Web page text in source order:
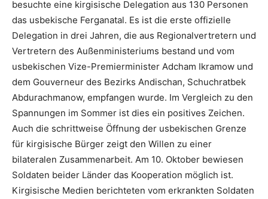
besuchte eine kirgisische Delegation aus 130 Personen
das usbekische Ferganatal. Es ist die erste offizielle
Delegation in drei Jahren, die aus Regionalvertretern und
Vertretern des Außenministeriums bestand und vom
usbekischen Vize-Premierminister Adcham Ikramow und
dem Gouverneur des Bezirks Andischan, Schuchratbek
Abdurachmanow, empfangen wurde. Im Vergleich zu den
Spannungen im Sommer ist dies ein positives Zeichen.
Auch die schrittweise Öffnung der usbekischen Grenze
für kirgisische Bürger zeigt den Willen zu einer
bilateralen Zusammenarbeit. Am 10. Oktober bewiesen
Soldaten beider Länder das Kooperation möglich ist.
Kirgisische Medien berichteten vom erkrankten Soldaten